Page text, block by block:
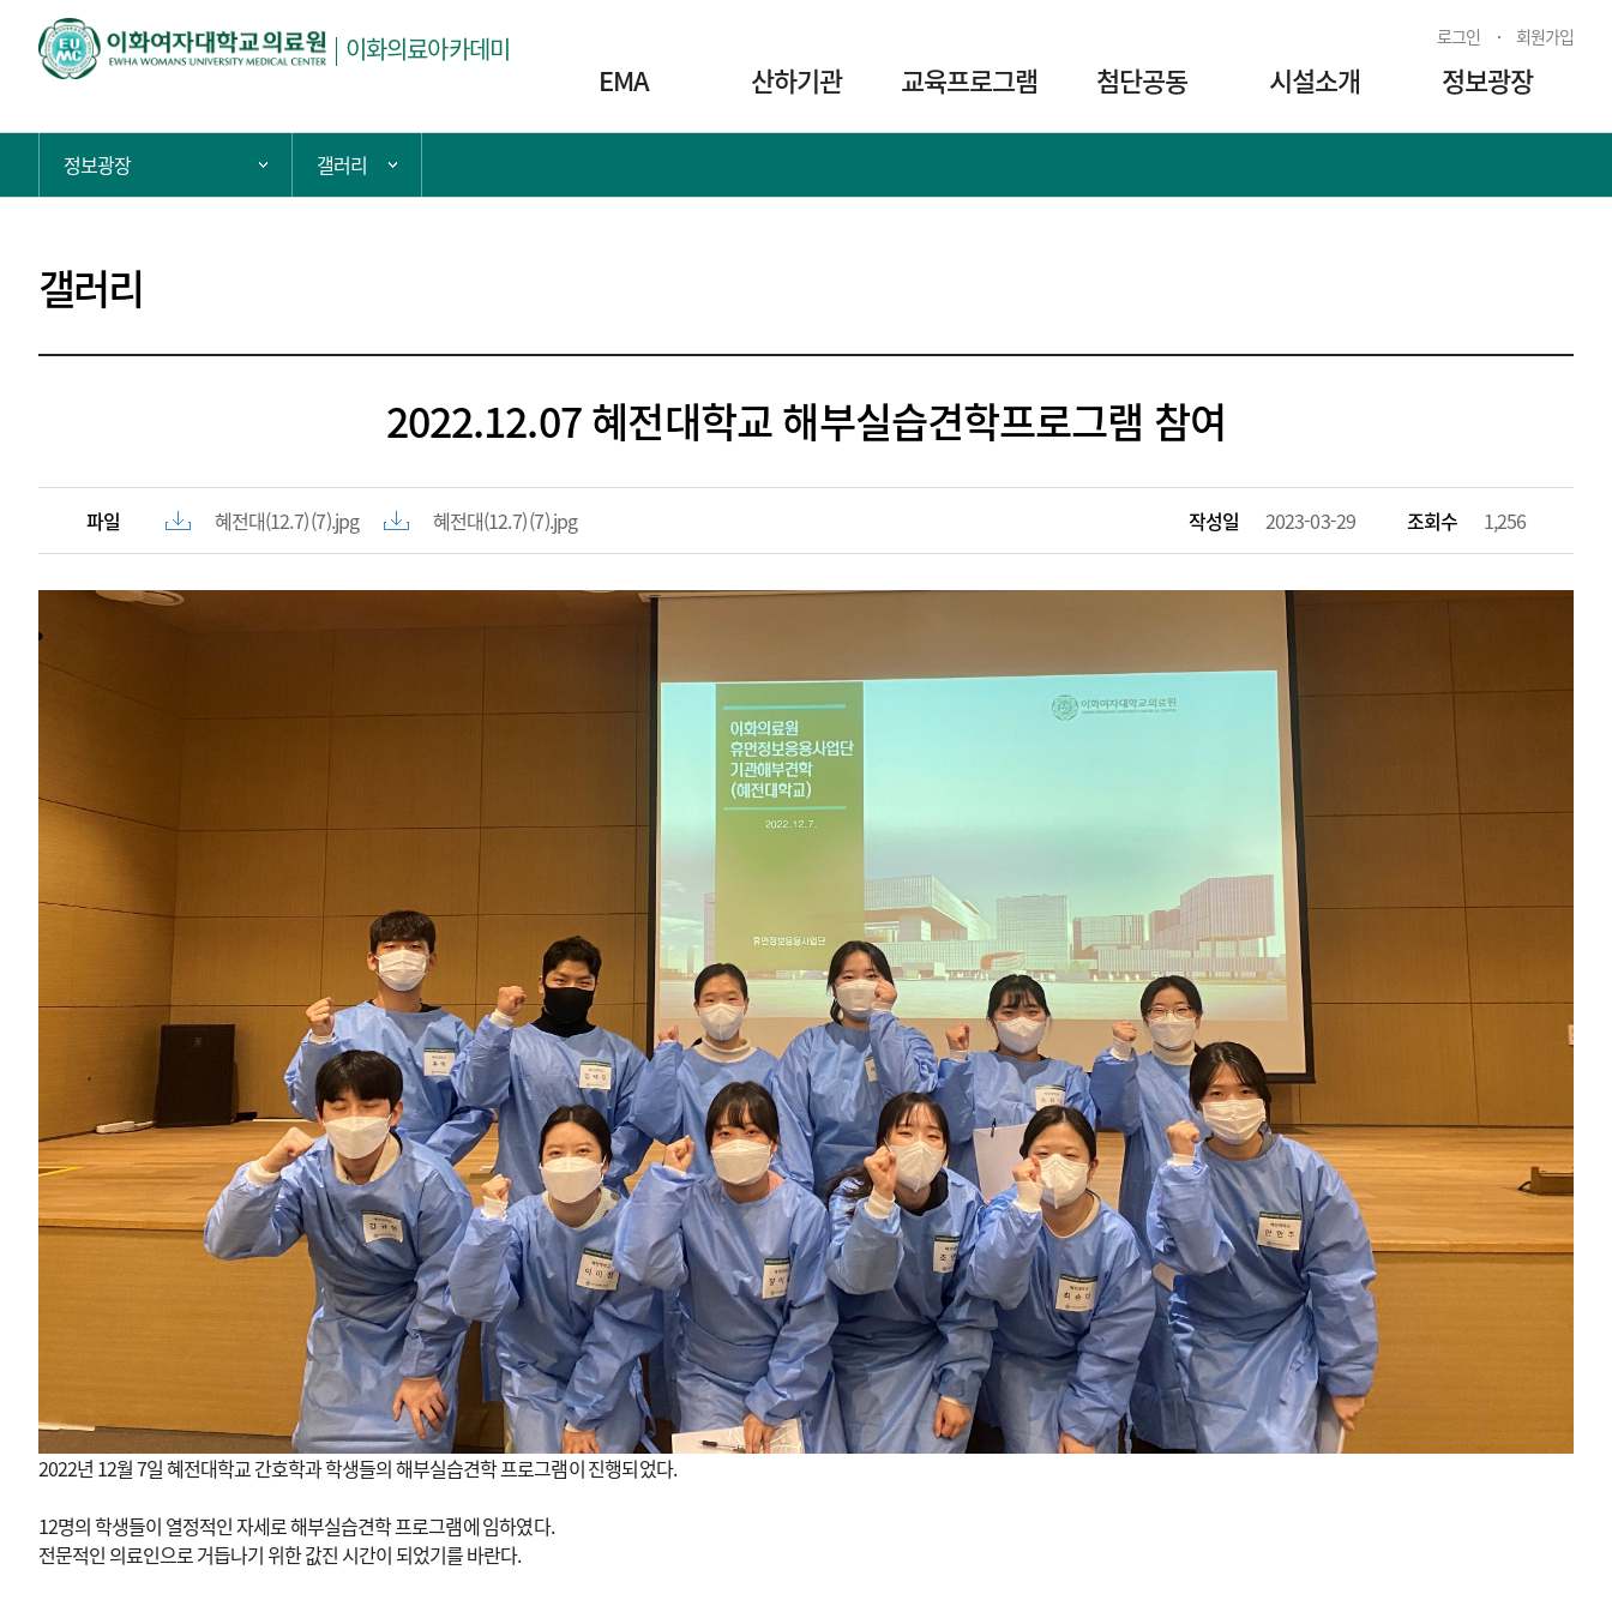
이화의료아카데미 로그인 회원가입
EMA 산하기관 교육프로그램 첨단공동 시설소개 정보광장
위
정보광장 주 메뉴 목록 열기
갤러리
갤러리
2022.12.07 혜전대학교 해부실습견학프로그램 참여
파일 혜전대(12.7) (7).jpg 혜전대(12.7) (7).jpg 작성일 2023-03-29 조회수 1,256
2022년 12월 7일 혜전대학교 간호학과 학생들의 해부실습견학 프로그램이 진행되었다.
12명의 학생들이 열정적인 자세로 해부실습견학 프로그램에 임하였다.
전문적인 의료인으로 거듭나기 위한 값진 시간이 되었기를 바란다.